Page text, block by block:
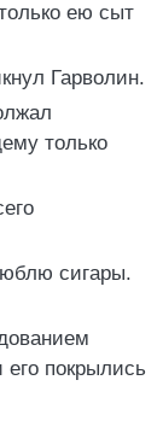
ею сыт
Гарволин.
только
сигары.
покрылись